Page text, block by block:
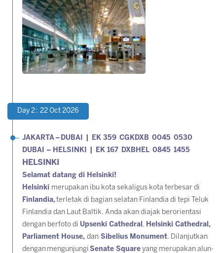
Day 2 : 22 Oct 2026
JAKARTA– DUBAI | EK 359 CGKDXB 0045 0530
DUBAI – HELSINKI | EK 167 DXBHEL 0845 1455
HELSINKI
Selamat datang di Helsinki!
Helsinki merupakan ibu kota sekaligus kota terbesar di
Finlandia,terletak di bagian selatan Finlandia di tepi Teluk
Finlandia dan Laut Baltik. Anda akan diajak berorientasi
dengan berfoto di Upsenki Cathedral , Helsinki Cathedral,
Parliament House, dan Sibelius Monument. Dilanjutkan
dengan mengunjungi Senate Square yang merupakan alun-